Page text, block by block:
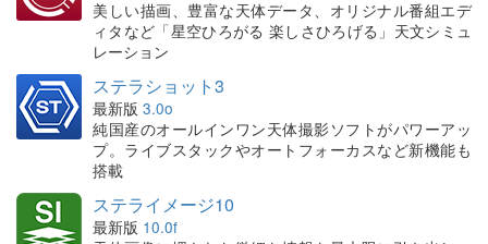
美しい描画、豊富な天体データ、オリジナル番組エデ
ィタなど「星空ひろがる 楽しさひろげる」天文シミュ
レーション
ステラショット3
最新版 3.0o
純国産のオールインワン天体撮影ソフトがパワーアッ
プ。ライブスタックやオートフォーカスなど新機能も
搭載
ステライメージ10
最新版 10.0f